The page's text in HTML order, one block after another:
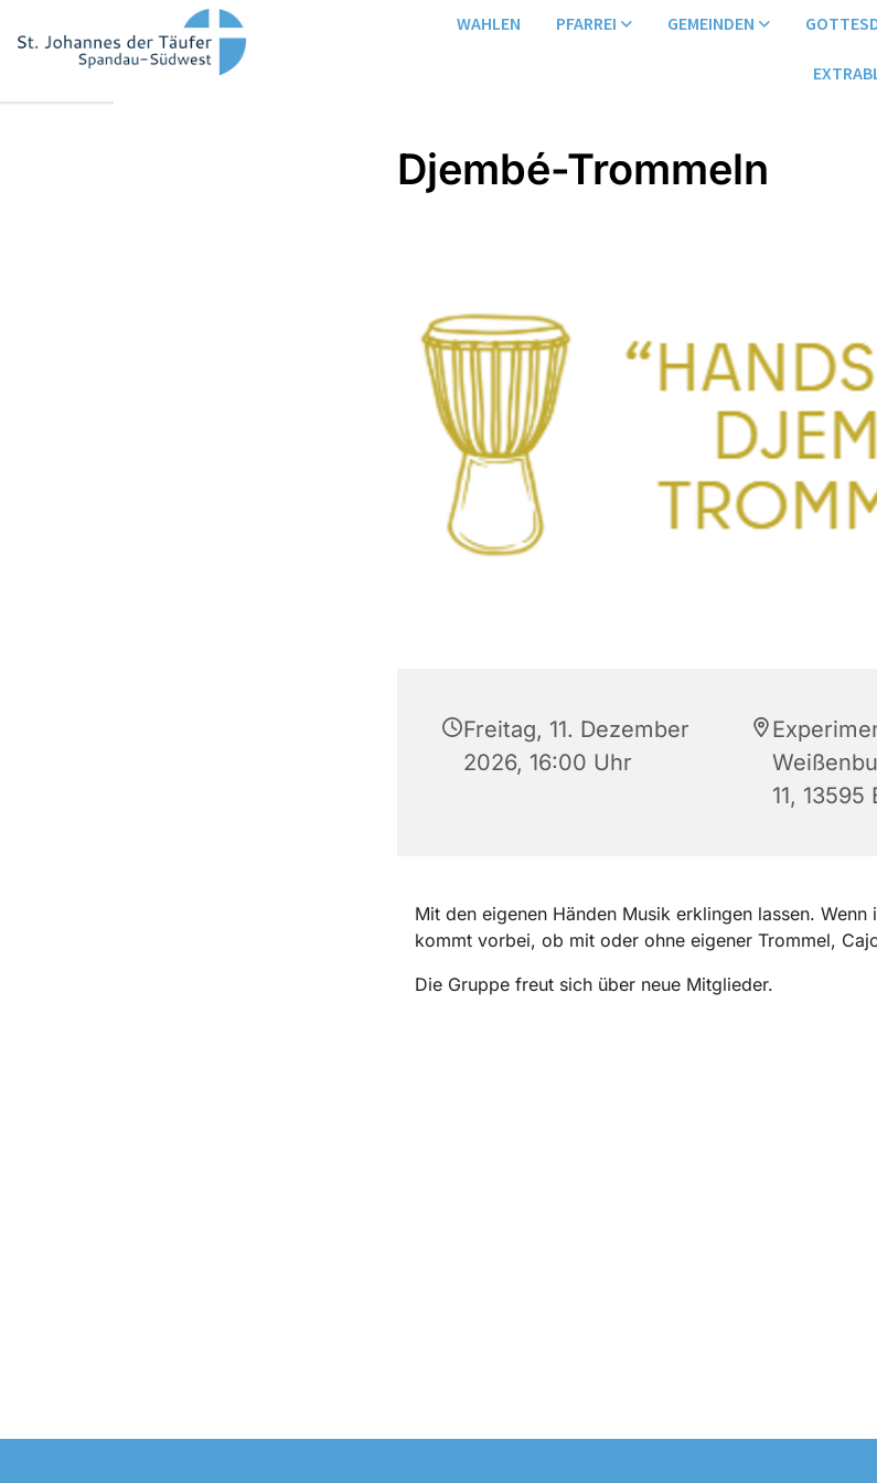
WAHLEN PFARREI GEMEINDEN
Djembé-Trommeln
Freitag, 11. Dezember
2026, 16:00 Uhr
11, 13595
Mit den eigenen Händen Musik erklingen lassen. Wenn
kommt vorbei, ob mit oder ohne eigener Trommel,
Die Gruppe freut sich über neue Mitglieder.